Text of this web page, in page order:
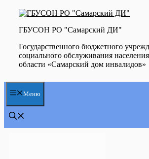
Перейти
содержимому
ГБУСОН РО "Самарский ДИ"
Государственного бюджетного
социального обслуживания
области «Самарский дом инвалидов»
Меню